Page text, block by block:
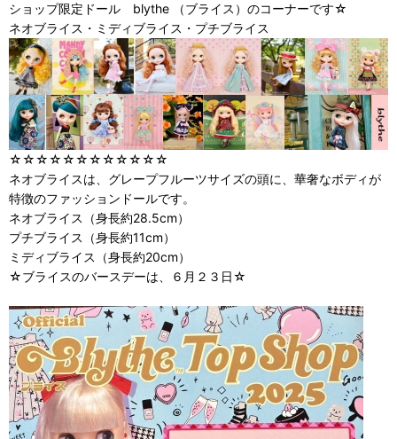
ショップ限定ドール blythe （ブライス）のコーナーです☆
ネオブライス・ミディブライス・プチブライス
☆☆☆☆☆☆☆☆☆☆☆☆
ネオブライスは、グレープフルーツサイズの頭に、華奢なボディが
特徴のファッションドールです。
ネオブライス（身長約28.5cm）
プチブライス（身長約11cm）
ミディブライス（身長約20cm）
☆ブライスのバースデーは、６月２３日☆